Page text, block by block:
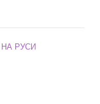
РУСИ